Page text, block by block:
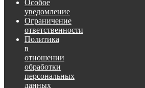
Особое
уведомление
Ограничение
ответственности
Политика
в
отношении
обработки
персональных
данных